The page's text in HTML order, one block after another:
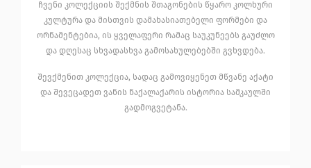
ჩვენი კოლექციის შექმნის შთაგონების წყარო კოლხური
კულტურა და მისთვის დამახასიათებელი ფორმები და
ორნამენტებია, ის ყველაფერი რამაც საუკუნეებს გაუძლო
და დღესაც სხვადასხვა გამოსახულებებში გვხვდება.
შევქმენით კოლექცია, სადაც გამოვიყენეთ მწვანე აქატი
და შევეცადეთ ვანის ნაქალაქარის ისტორია სამკაულში
გადმოგვეტანა.